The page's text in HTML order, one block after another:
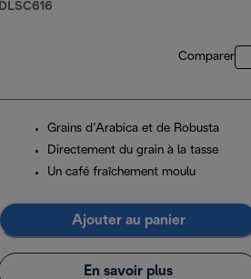
DLSC616
Comparer
Grains d’Arabica et de Robusta
Directement du grain à la tasse
Un café fraîchement moulu
Ajouter au panier
En savoir plus